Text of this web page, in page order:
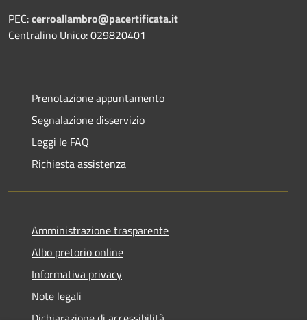
PEC:cerroallambro@pacertificata.it
Centralino Unico: 029820401
Prenotazione appuntamento
Segnalazione disservizio
Leggi le FAQ
Richiesta assistenza
Amministrazione trasparente
Albo pretorio online
Informativa privacy
Note legali